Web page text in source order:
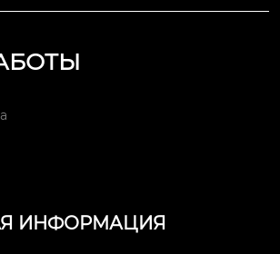
ИНФОРМАЦИЯ